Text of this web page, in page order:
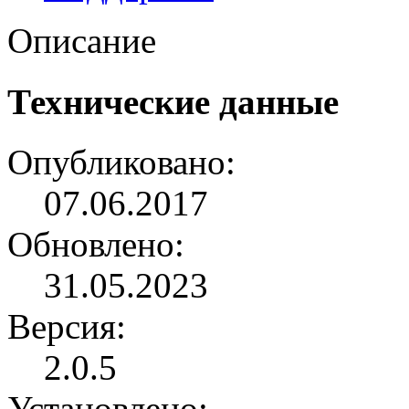
Описание
Технические данные
Опубликовано:
07.06.2017
Обновлено:
31.05.2023
Версия:
2.0.5